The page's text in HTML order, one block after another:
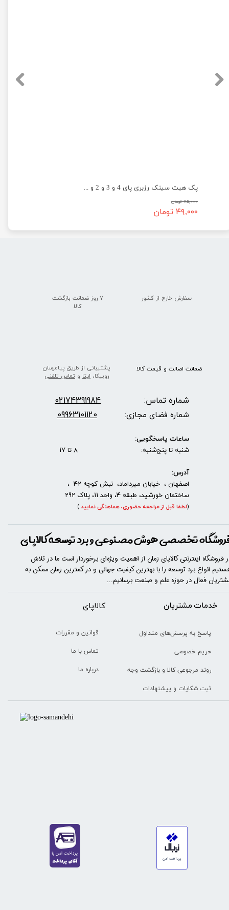
★ ★ ★
پک هیت سینک رزبری پای 4 و 3 و 2 و ...
۷۵,۰۰۰ تومان
۴۹,۰۰۰ تومان
پشتیبانی از طریق پیامرسان
روبیکا،ایتا وتماس تلفنی
سفارش خارج از کشور
۷ روز ضمانت بازگشت
​​​​​​​کالا
ضمانت اصالت و قیمت​​​​​​​ کالا ​​​​​​​
خدمات مشتریان
پاسخ به پرسش‌های متداول
حریم خصوصی
روند مرجوعی کالا و بازگشت وجه
ثبت شکایات و پیشنهادات
​​کالاپای
قوانین و مقررات
تماس با ما
درباره ما
تخصصی هوش مصنوعی و برد توسعه کالاپای
فروشگاه اینترنتی کالاپای زمان از اهمیت ویژه‌ای برخوردار است ما در تلاش
انواع برد توسعه را با​​​ بهترین کیفیت جهانی و در کمترین زمان ممکن به
فعال در حوزه علم و صنعت برسانیم...
شماره تماس: 02174391984
شماره فضای مجازی: 09963101120
ساعات پاسخگویی:
شنبه تا پنج‌شنبه: 8 تا 17
آدرس:
اصفهان ، خیابان میرداماد، نبش کوچه 42 ،
ساختمان خورشید، طبقه 4، واحد 11، پلاک 292
(لطفا قبل از مراجعه حضوری، هماهنگی نمایید.
)